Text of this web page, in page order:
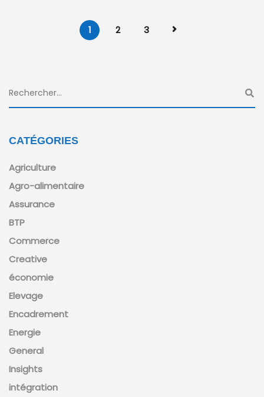
1 2 3
CATÉGORIES
Agriculture
Agro-alimentaire
Assurance
BTP
Commerce
Creative
économie
Elevage
Encadrement
Energie
General
Insights
intégration